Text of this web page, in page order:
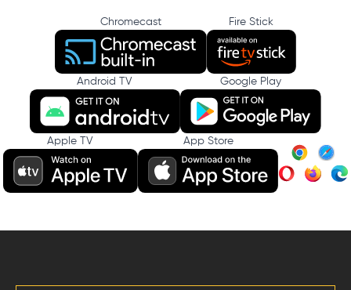
Chromecast Fire Stick
Android TV Google Play
Apple TV App Store